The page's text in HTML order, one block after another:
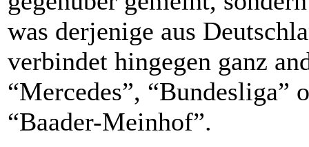
was derjenige aus
verbindet hingegen ganz
“Mercedes”, “Bundesliga”
“Baader-Meinhof”.